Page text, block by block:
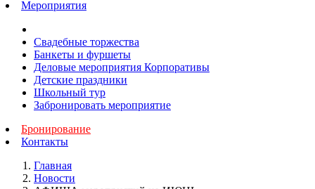
Мероприятия
Свадебные торжества
Банкеты и фуршеты
Деловые мероприятия Корпоративы
Детские праздники
Школьный тур
Забронировать мероприятие
Бронирование
Контакты
Главная
Новости